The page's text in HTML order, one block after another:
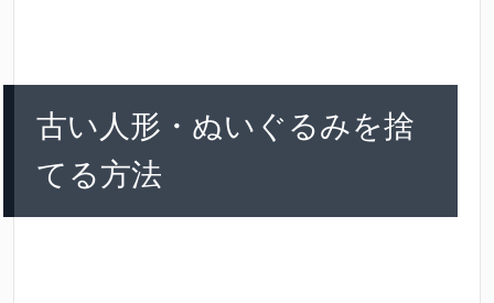
古い人形・ぬいぐるみを捨
てる方法